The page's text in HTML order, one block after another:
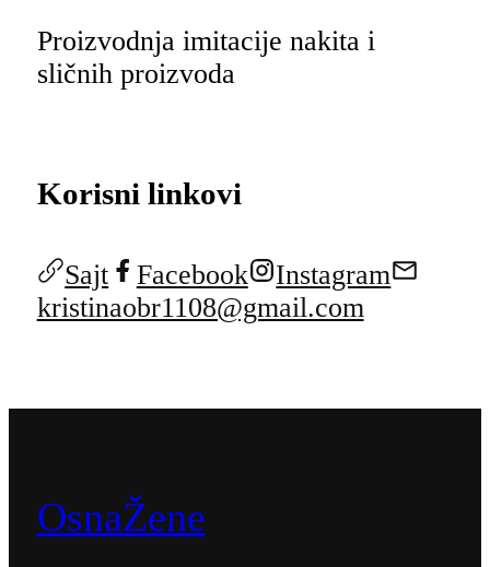
Proizvodnja imitacije nakita i
sličnih proizvoda
Korisni linkovi
Sajt Facebook
Instagram
kristinaobr1108@gmail.com
OsnaŽene